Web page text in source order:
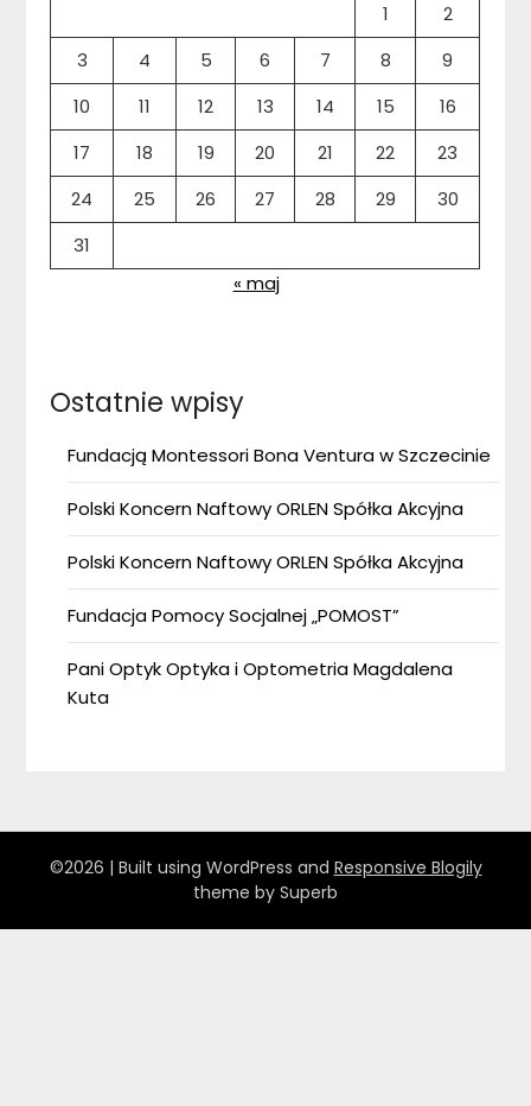
1
2
3
4 5 6 7 8
9
10
11 12 13 14 15
16
17
18 19 20 21 22
23
24
25 26 27 28 29
30
31
« maj
Ostatnie wpisy
Fundacją Montessori Bona Ventura w Szczecinie
Polski Koncern Naftowy ORLEN Spółka Akcyjna
Polski Koncern Naftowy ORLEN Spółka Akcyjna
Fundacja Pomocy Socjalnej „POMOST”
Pani Optyk Optyka i Optometria Magdalena
Kuta
©2026 | Built using WordPress and Responsive Blogily
theme by Superb